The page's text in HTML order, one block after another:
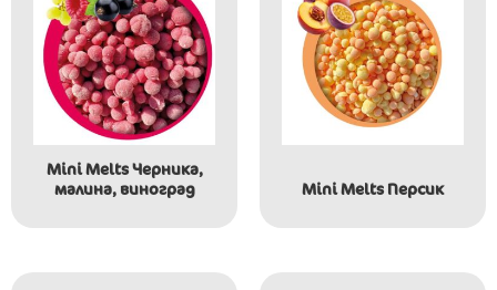
Mini Melts Черника,
малина, виноград
Mini Melts Персик